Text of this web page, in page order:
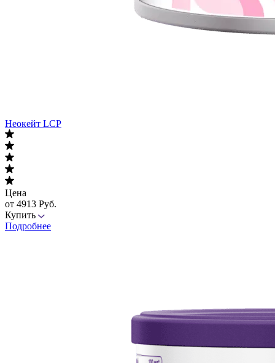
Неокейт LCP
Цена
от 4913 Руб.
Купить
Подробнее